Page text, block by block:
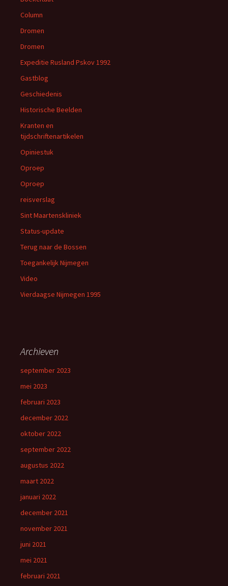
Column
Dromen
Dromen
Expeditie Rusland Pskov 1992
Gastblog
Geschiedenis
Historische Beelden
Kranten en
tijdschriftenartikelen
Opiniestuk
Oproep
Oproep
reisverslag
Sint Maartenskliniek
Status-update
Terug naar de Bossen
Toegankelijk Nijmegen
Video
Vierdaagse Nijmegen 1995
Archieven
september 2023
mei 2023
februari 2023
december 2022
oktober 2022
september 2022
augustus 2022
maart 2022
januari 2022
december 2021
november 2021
juni 2021
mei 2021
februari 2021